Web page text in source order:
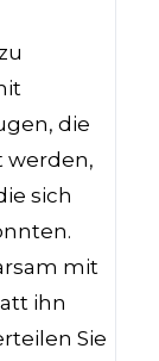
die
werden,
sich
mit
ihn
Sie